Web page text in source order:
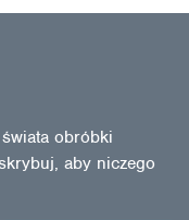
obróbki
aby niczego